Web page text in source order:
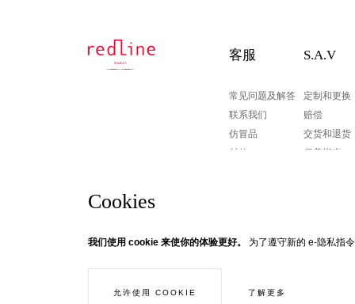
Cookies
我们使用 cookie 来使你的体验更好。 为了遵守新的 e-隐私指
允许使用 COOKIE 了解更多
客服
常见问题及解答
联系我们
仿冒品
付款
S.A.V
定制和更换
赔偿
交货和退货
保养指南
普通销售条款
| 法律信息 | 个人信息
新信息邮件